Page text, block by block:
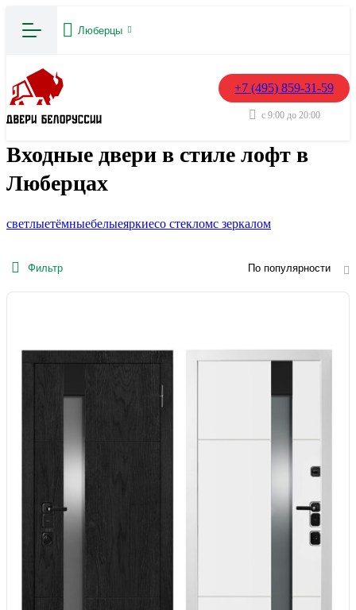
Люберцы
+7 (495) 859-31-59
с 9:00 до 20:00
Входные двери в стиле лофт в
Люберцах
светлыетёмныебелыеяркиесо стекломс зеркалом
Фильтр По популярности